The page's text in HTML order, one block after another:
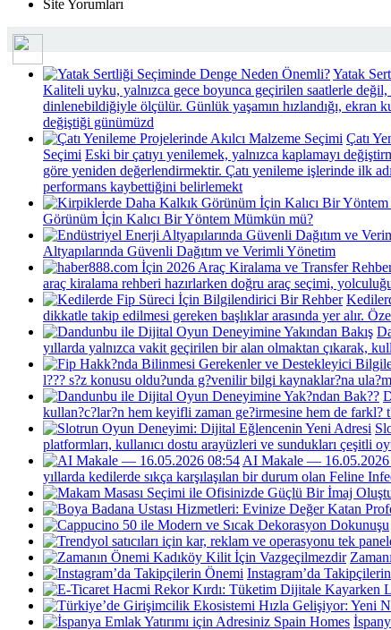
Site Yorumları
Yatak
Kaliteli uyku, yalnızca gece boyunca geçirilen saatlerle
dinlenebildiğiyle ölçülür. Günlük yaşamın hızlandığı, ekran
değiştiği günümüzd
Çatı
Seçimi Eski bir çatıyı yenilemek, yalnızca kaplamayı
göre yeniden değerlendirmektir. Çatı yenileme işlerinde ilk
performans kaybettiğini belirlemekt
Görünüm İçin Kalıcı Bir Yöntem Mümkün mü?
Altyapılarında Güvenli Dağıtım ve Verimli Yönetim
araç kiralama rehberi hazırlarken doğru araç seçimi,
dikkatle takip edilmesi gereken başlıklar arasında yer alır.
yıllarda yalnızca vakit geçirilen bir alan olmaktan çıkarak,
l??? s?z konusu oldu?unda g?venilir bilgi kaynaklar?na
kullan?c?lar?n hem keyifli zaman ge?irmesine hem de
platformları, kullanıcı dostu arayüzleri ve sundukları
AI Makale — 16.05.2026
yıllarda kedilerde sıkça karşılaşılan bir durum olan Feline
Instagram’da